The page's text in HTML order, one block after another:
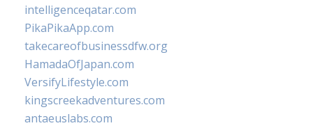
intelligenceqatar.com
PikaPikaApp.com
takecareofbusinessdfw.org
HamadaOfJapan.com
VersifyLifestyle.com
kingscreekadventures.com
antaeuslabs.com